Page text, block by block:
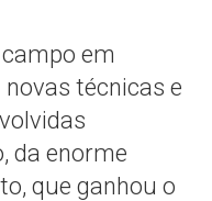
em
técnicas e
da enorme
que ganhou o